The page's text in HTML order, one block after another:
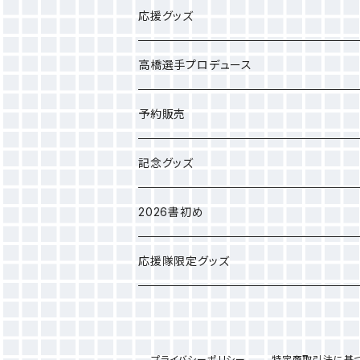
応援グッズ
高橋選手プロデュース
選手タオル
応援グッズ
アパレル
選手別Sサイズ巾着
予約販売
カレンダー
記念グッズ
2025年クラブ選手権
2026書初め
応援隊限定グッズ